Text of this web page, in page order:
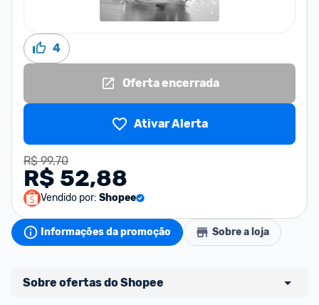
4
Oferta encerrada
Ativar Alerta
R$ 99,70
R$ 52,88
Vendido por: Shopee
Informações da promoção Sobre a loja
Sobre ofertas do Shopee